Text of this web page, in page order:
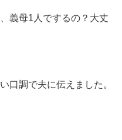
義母1人でするの？大丈
口調で夫に伝えました。